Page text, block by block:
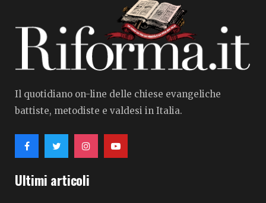
Il quotidiano on-line delle chiese evangeliche
battiste, metodiste e valdesi in Italia.
Ultimi articoli